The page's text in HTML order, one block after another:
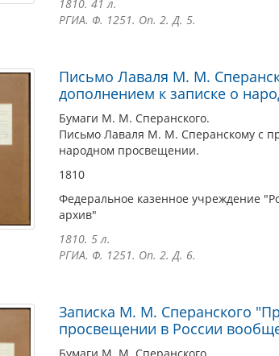
1810. 41 л.
РГИА. Ф. 1251. Оп. 2. Д. 5.
Письмо Лаваля М. М.
дополнением к записке о
Бумаги М. М. Сперанского.
Письмо Лаваля М. М. Сперанскому с
народном просвещении.
1810
Федеральное казенное учреждение
архив"
1810. 5 л.
РГИА. Ф. 1251. Оп. 2. Д. 6.
Записка М. М. Сперанского
просвещении в России